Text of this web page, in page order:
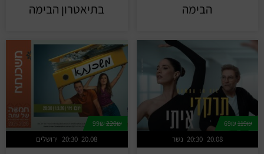
הבימה
בתיאטרון הבימה
119₪
נשר 20:30 20.08
220₪
99₪
ירושלים 20:30 20.08